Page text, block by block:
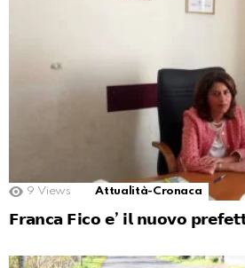
9 Views Attualità-Cronaca
𝗙𝗿𝗮𝗻𝗰𝗮 𝗙𝗶𝗰𝗼 𝗲’ 𝗶𝗹 𝗻𝘂𝗼𝘃𝗼